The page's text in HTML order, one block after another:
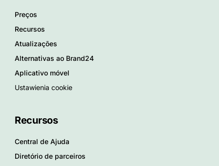
Preços
Recursos
Atualizações
Alternativas ao Brand24
Aplicativo móvel
Ustawienia cookie
Recursos
Central de Ajuda
Diretório de parceiros